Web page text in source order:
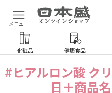
メニュー
化粧品 健康食品
#ヒアルロン酸 ク
日＋商品